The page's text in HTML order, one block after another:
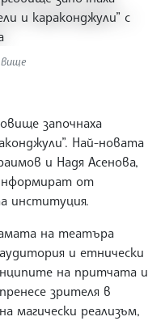
започнаха
Най-новата
и Надя Асенова,
от
институция.
на театъра
и етнически
на притчата и
зрителя в
магически реализъм,